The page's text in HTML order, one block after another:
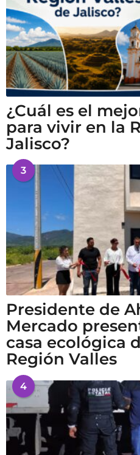
¿Cuál es el
para vivir en la
Jalisco?
3
Presidente de
Mercado
casa ecológica
Región Valles
4